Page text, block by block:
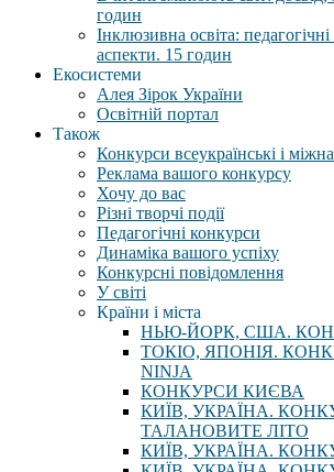
годин
Інклюзивна освіта: педагогічні
аспекти. 15 годин
Екосистеми
Алея Зірок України
Освітній портал
Також
Конкурси всеукраїнські і
Реклама вашого конкурсу
Хочу до вас
Різні творчі події
Педагогічні конкурси
Динаміка вашого успіху
Конкурсні повідомлення
У світі
Країни і міста
НЬЮ-ЙОРК, США.
ТОКІО, ЯПОНІЯ.
NINJA
КОНКУРСИ КИЄВА
КИЇВ, УКРАЇНА.
ТАЛАНОВИТЕ ЛІТО
КИЇВ, УКРАЇНА.